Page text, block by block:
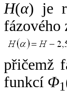
H(α) je
fázového
přičemž
funkcí Φ1